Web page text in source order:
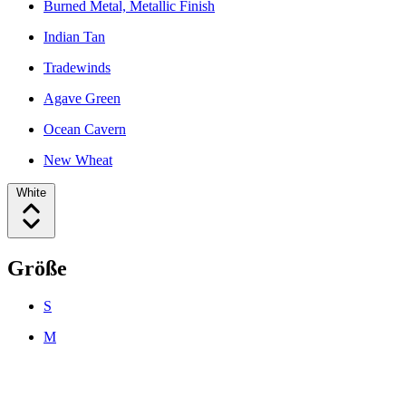
Burned Metal, Metallic Finish
Indian Tan
Tradewinds
Agave Green
Ocean Cavern
New Wheat
White
Größe
S
M